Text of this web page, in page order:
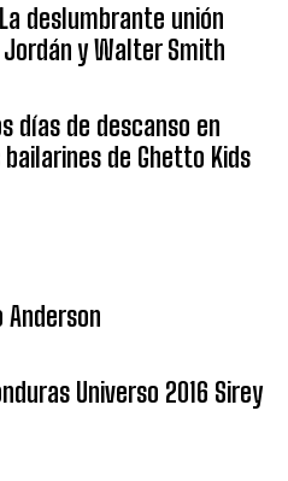
deslumbrante unión
y Walter Smith
días de descanso en
de Ghetto Kids
Universo 2016 Sirey